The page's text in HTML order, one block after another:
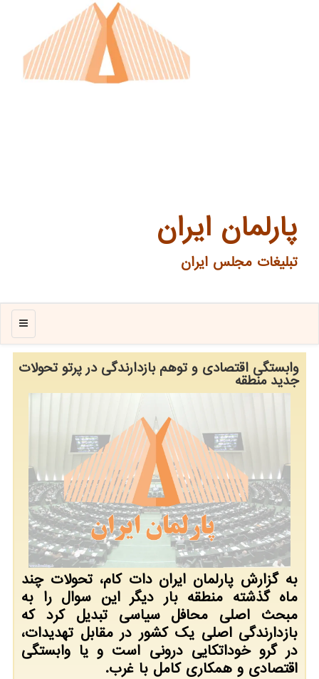
پارلمان ایران
تبلیغات مجلس ایران
منو
وابستگی اقتصادی و توهم بازدارندگی در پرتو تحولات
جدید منطقه
به گزارش پارلمان ایران دات کام، تحولات چند
ماه گذشته منطقه بار دیگر این سوال را به
مبحث اصلی محافل سیاسی تبدیل کرد که
بازدارندگی اصلی یک کشور در مقابل تهدیدات،
در گرو خوداتکایی درونی است و یا وابستگی
اقتصادی و همکاری کامل با غرب.